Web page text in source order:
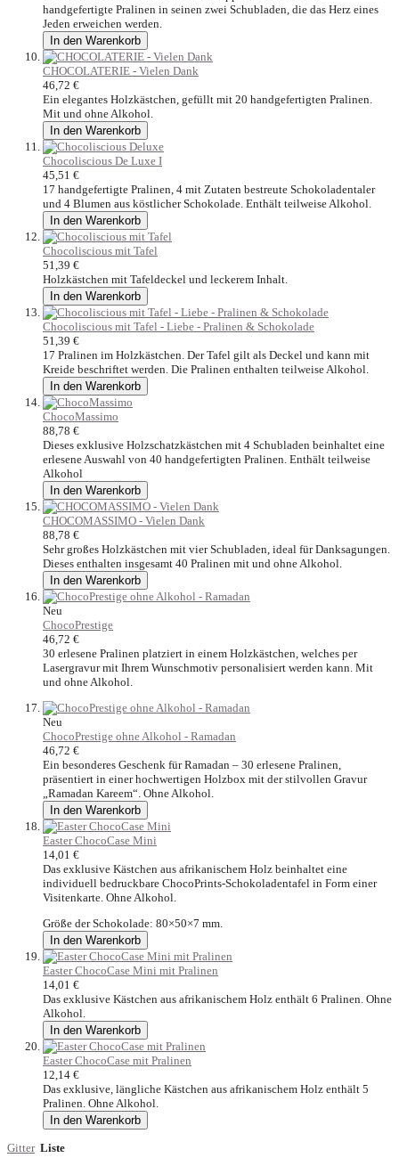
handgefertigte Pralinen in seinen zwei Schubladen, die das Herz eines
Jeden erweichen werden.
In den Warenkorb
CHOCOLATERIE - Vielen Dank
46,72 €
Ein elegantes Holzkästchen, gefüllt mit 20 handgefertigten Pralinen.
Mit und ohne Alkohol.
In den Warenkorb
Chocoliscious De Luxe I
45,51 €
17 handgefertigte Pralinen, 4 mit Zutaten bestreute Schokoladentaler
und 4 Blumen aus köstlicher Schokolade. Enthält teilweise Alkohol.
In den Warenkorb
Chocoliscious mit Tafel
51,39 €
Holzkästchen mit Tafeldeckel und leckerem Inhalt.
In den Warenkorb
Chocoliscious mit Tafel - Liebe - Pralinen & Schokolade
51,39 €
17 Pralinen im Holzkästchen. Der Tafel gilt als Deckel und kann mit
Kreide beschriftet werden. Die Pralinen enthalten teilweise Alkohol.
In den Warenkorb
ChocoMassimo
88,78 €
Dieses exklusive Holzschatzkästchen mit 4 Schubladen beinhaltet eine
erlesene Auswahl von 40 handgefertigten Pralinen. Enthält teilweise
Alkohol
In den Warenkorb
CHOCOMASSIMO - Vielen Dank
88,78 €
Sehr großes Holzkästchen mit vier Schubladen, ideal für Danksagungen.
Dieses enthalten insgesamt 40 Pralinen mit und ohne Alkohol.
In den Warenkorb
Neu
ChocoPrestige
46,72 €
30 erlesene Pralinen platziert in einem Holzkästchen, welches per
Lasergravur mit Ihrem Wunschmotiv personalisiert werden kann. Mit
und ohne Alkohol.
Neu
ChocoPrestige ohne Alkohol - Ramadan
46,72 €
Ein besonderes Geschenk für Ramadan – 30 erlesene Pralinen,
präsentiert in einer hochwertigen Holzbox mit der stilvollen Gravur
„Ramadan Kareem“. Ohne Alkohol.
In den Warenkorb
Easter ChocoCase Mini
14,01 €
Das exklusive Kästchen aus afrikanischem Holz beinhaltet eine
individuell bedruckbare ChocoPrints-Schokoladentafel in Form einer
Visitenkarte. Ohne Alkohol.
Größe der Schokolade: 80×50×7 mm.
In den Warenkorb
Easter ChocoCase Mini mit Pralinen
14,01 €
Das exklusive Kästchen aus afrikanischem Holz enthält 6 Pralinen. Ohne
Alkohol.
In den Warenkorb
Easter ChocoCase mit Pralinen
12,14 €
Das exklusive, längliche Kästchen aus afrikanischem Holz enthält 5
Pralinen. Ohne Alkohol.
In den Warenkorb
Gitter Liste